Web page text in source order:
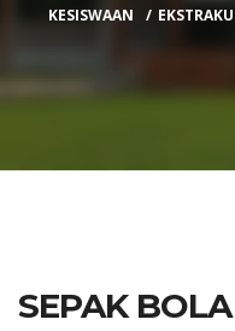
KESISWAAN
SEPAK BOLA